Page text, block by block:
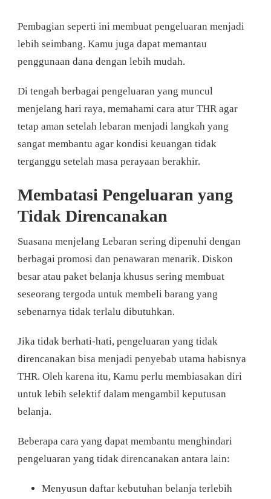
Pembagian seperti ini membuat pengeluaran menjadi
lebih seimbang. Kamu juga dapat memantau
penggunaan dana dengan lebih mudah.
Di tengah berbagai pengeluaran yang muncul
menjelang hari raya, memahami cara atur THR agar
tetap aman setelah lebaran menjadi langkah yang
sangat membantu agar kondisi keuangan tidak
terganggu setelah masa perayaan berakhir.
Membatasi Pengeluaran yang
Tidak Direncanakan
Suasana menjelang Lebaran sering dipenuhi dengan
berbagai promosi dan penawaran menarik. Diskon
besar atau paket belanja khusus sering membuat
seseorang tergoda untuk membeli barang yang
sebenarnya tidak terlalu dibutuhkan.
Jika tidak berhati-hati, pengeluaran yang tidak
direncanakan bisa menjadi penyebab utama habisnya
THR. Oleh karena itu, Kamu perlu membiasakan diri
untuk lebih selektif dalam mengambil keputusan
belanja.
Beberapa cara yang dapat membantu menghindari
pengeluaran yang tidak direncanakan antara lain:
Menyusun daftar kebutuhan belanja terlebih